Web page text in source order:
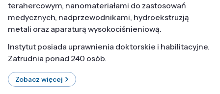
terahercowym, nanomateriałami do zastosowań
medycznych, nadprzewodnikami, hydroekstruzją
metali oraz aparaturą wysokociśnieniową.
Instytut posiada uprawnienia doktorskie i habilitacyjne.
Zatrudnia ponad 240 osób.
Zobacz więcej